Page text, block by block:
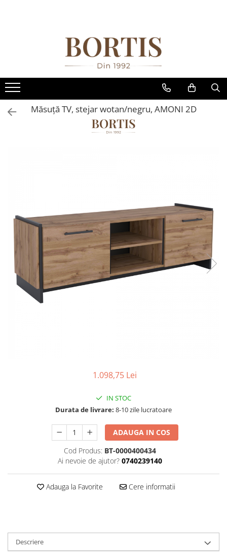
Fotolii balansoar/relaxante
Canapele
Coltare/canapele in L
Comode
Comode lux-ultramoderne
Rafturi/ etajere carti
Scaune living/dining
Set mobilier Living
Seturi masa +scaune dining
Tabureti
Bucatarie
Comode lux-ultramoderne
Dulapuri haine si Sifoniere
Masute de toaleta
Noptiere dormitor
Paturi lemn & pal
Măsuţă TV, stejar wotan/negru, AMONI 2D
1.098,75 Lei
IN STOC
Durata de livrare: 8-10 zile lucratoare
ADAUGA IN COS
Cod Produs: BT-0000400434
Ai nevoie de ajutor? 0740239140
Adauga la Favorite Cere informatii
Descriere